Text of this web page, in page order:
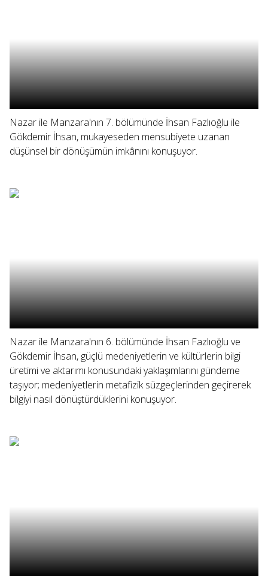
Nazar ile Manzara'nın 7. bölümünde İhsan Fazlıoğlu ile
Gökdemir İhsan, mukayeseden mensubiyete uzanan
düşünsel bir dönüşümün imkânını konuşuyor.
Nazar ile Manzara'nın 6. bölümünde İhsan Fazlıoğlu ve
Gökdemir İhsan, güçlü medeniyetlerin ve kültürlerin bilgi
üretimi ve aktarımı konusundaki yaklaşımlarını gündeme
taşıyor; medeniyetlerin metafizik süzgeçlerinden geçirerek
bilgiyi nasıl dönüştürdüklerini konuşuyor.